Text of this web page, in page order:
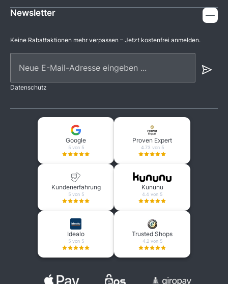
Newsletter
Keine Rabattaktionen mehr verpassen – Jetzt kostenfrei anmelden.
Datenschutz
Google
5 von 5
Proven Expert
4.73 von 5
Kundenerfahrung
5 von 5
Kununu
4.4 von 5
Idealo
5 von 5
Trusted Shops
4.2 von 5